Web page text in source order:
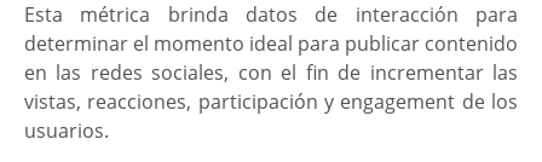
Esta métrica brinda datos de interacción para
determinar el momento ideal para publicar contenido
en las redes sociales, con el fin de incrementar las
vistas, reacciones, participación y engagement de los
usuarios.